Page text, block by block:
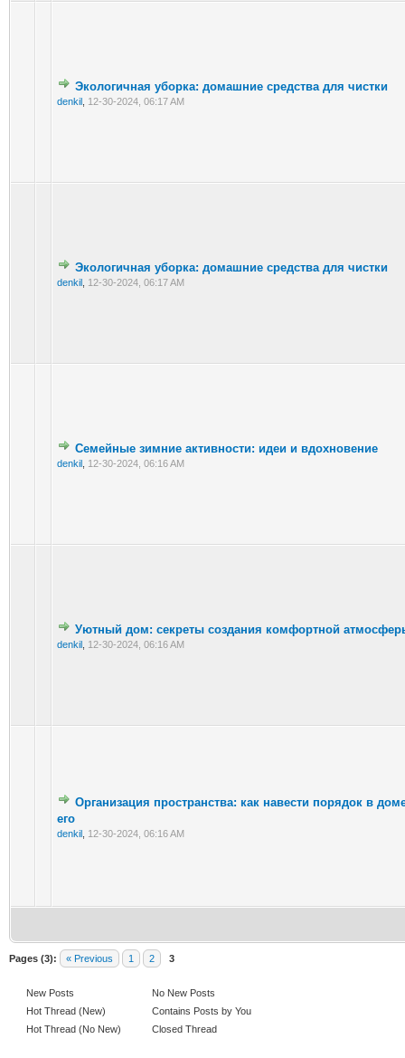
Экологичная уборка: домашние средства для чистки
denkil 12-30-2024, 06:17 AM
Экологичная уборка: домашние средства для чистки
denkil 12-30-2024, 06:17 AM
Семейные зимние активности: идеи и вдохновение
denkil 12-30-2024, 06:16 AM
Уютный дом: секреты создания комфортной
denkil 12-30-2024, 06:16 AM
Организация пространства: как навести порядок в
его
denkil 12-30-2024, 06:16 AM
Pages (3): « Previous 1 2 3
New Posts
Hot Thread (New)
Hot Thread (No New)
No New Posts
Contains Posts by You
Closed Thread